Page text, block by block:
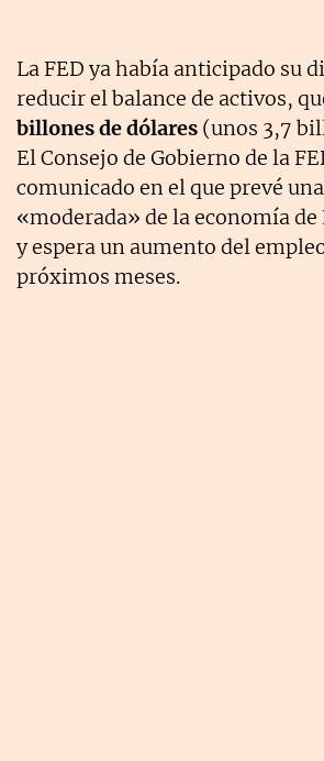
La FED ya había anticipado su
reducir el balance de activos,
billones de dólares (unos 3,7
El Consejo de Gobierno de la
comunicado en el que prevé
«moderada» de la economía de
y espera un aumento del
próximos meses.